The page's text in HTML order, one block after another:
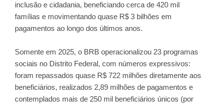
inclusão e cidadania, beneficiando cerca de 420 mil
famílias e movimentando quase R$ 3 bilhões em
pagamentos ao longo dos últimos anos.
Somente em 2025, o BRB operacionalizou 23 programas
sociais no Distrito Federal, com números expressivos:
foram repassados quase R$ 722 milhões diretamente aos
beneficiários, realizados 2,89 milhões de pagamentos e
contemplados mais de 250 mil beneficiários únicos (por